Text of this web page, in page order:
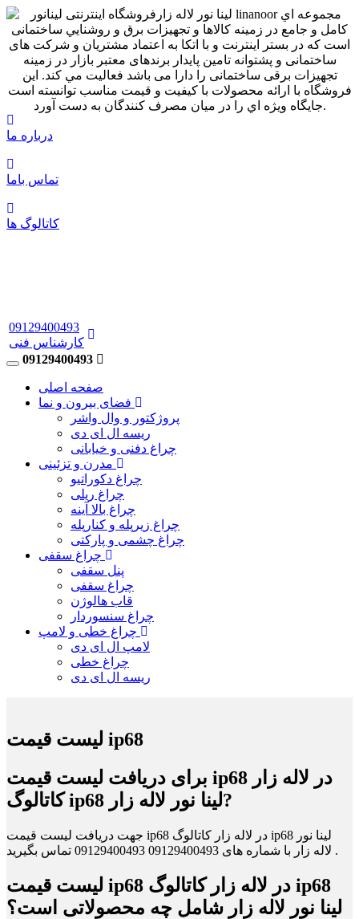
درباره ما
تماس باما
کاتالوگ ها
09129400493
کارشناس فنی
09129400493
صفحه اصلی
پروژکتور و وال واشر
ریسه ال ای دی
چراغ دفنی و خیابانی
چراغ دکوراتیو
چراغ ریلی
چراغ بالا آینه
چراغ زیرپله و کنارپله
چراغ چشمی و پارکتی
پنل سقفی
چراغ سقفی
قاب هالوژن
چراغ سنسوردار
لامپ ال ای دی
چراغ خطی
ریسه ال ای دی
لیست قیمت ip68
برای دریافت لیست قیمت ip68 در لاله زار
کاتالوگ ip68 لینا نور لاله زار?
جهت دریافت لیست قیمت ip68 در لاله زار کاتالوگ ip68 لینا نور
لاله زار با شماره های 09129400493 09129400493 تماس بگیرید .
لیست قیمت ip68 در لاله زار کاتالوگ ip68
لینا نور لاله زار شامل چه محصولاتی است؟